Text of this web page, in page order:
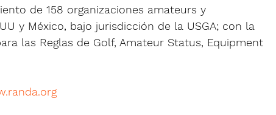
de 158 organizaciones amateurs y
y México, bajo jurisdicción de la USGA; con la
las Reglas de Golf, Amateur Status, Equipment